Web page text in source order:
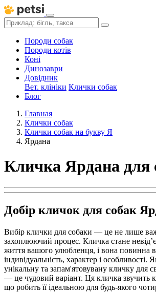
Породи собак
Породи котів
Коні
Динозаври
Довідник
Вет. клініки Клички собак
Блог
Главная
Клички собак
Клички собак на букву Я
Ярдана
Кличка Ярдана для
Добір кличок для собак
Вибір клички для собаки — це не лише
захоплюючий процес. Кличка стане
життя вашого улюбленця, і вона повинна
індивідуальність, характер і
унікальну та запам'ятовувану кличку для
— це чудовий варіант. Ця кличка звучить
що робить її ідеальною для будь-якого